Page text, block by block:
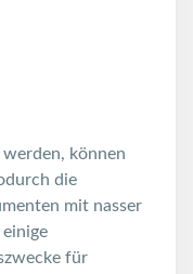
können
die
mit nasser
für